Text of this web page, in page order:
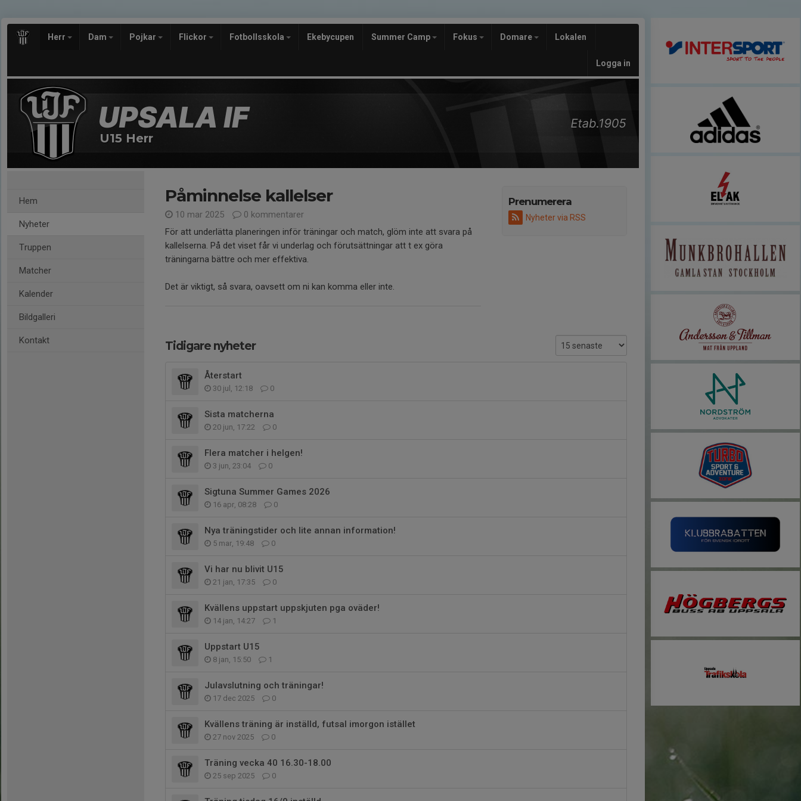
Herr Dam Pojkar Flickor Fotbollsskola Ekebycupen Summer Camp Fokus Domare Lokalen
Logga in
U15 Herr
Hem
Nyheter
Truppen
Matcher
Kalender
Bildgalleri
Kontakt
Prenumerera
Nyheter via RSS
Påminnelse kallelser
10 mar 2025
0 kommentarer
För att underlätta planeringen inför träningar och match, glöm inte att svara på
kallelserna. På det viset får vi underlag och förutsättningar att t ex göra
träningarna bättre och mer effektiva.
Det är viktigt, så svara, oavsett om ni kan komma eller inte.
Tidigare nyheter
Återstart
30 jul, 12:18 0
Sista matcherna
20 jun, 17:22 0
Flera matcher i helgen!
3 jun, 23:04 0
Sigtuna Summer Games 2026
16 apr, 08:28 0
Nya träningstider och lite annan information!
5 mar, 19:48 0
Vi har nu blivit U15
21 jan, 17:35 0
Kvällens uppstart uppskjuten pga oväder!
14 jan, 14:27 1
Uppstart U15
8 jan, 15:50 1
Julavslutning och träningar!
17 dec 2025 0
Kvällens träning är inställd, futsal imorgon istället
27 nov 2025 0
Träning vecka 40 16.30-18.00
25 sep 2025 0